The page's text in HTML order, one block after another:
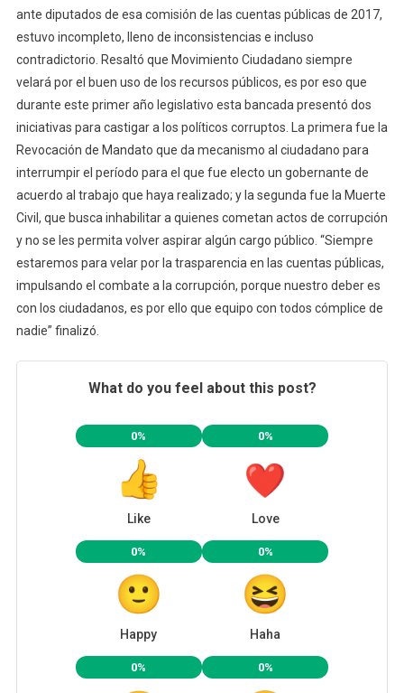
ante diputados de esa comisión de las cuentas públicas de 2017,
estuvo incompleto, lleno de inconsistencias e incluso
contradictorio. Resaltó que Movimiento Ciudadano siempre
velará por el buen uso de los recursos públicos, es por eso que
durante este primer año legislativo esta bancada presentó dos
iniciativas para castigar a los políticos corruptos. La primera fue la
Revocación de Mandato que da mecanismo al ciudadano para
interrumpir el período para el que fue electo un gobernante de
acuerdo al trabajo que haya realizado; y la segunda fue la Muerte
Civil, que busca inhabilitar a quienes cometan actos de corrupción
y no se les permita volver aspirar algún cargo público. “Siempre
estaremos para velar por la trasparencia en las cuentas públicas,
impulsando el combate a la corrupción, porque nuestro deber es
con los ciudadanos, es por ello que equipo con todos cómplice de
nadie” finalizó.
What do you feel about this post?
0%
Like
0%
Love
0%
Happy
0%
Haha
0% 0%